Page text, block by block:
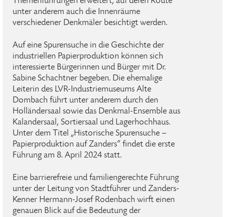
unter anderem auch die Innenräume
verschiedener Denkmäler besichtigt werden.
Auf eine Spurensuche in die Geschichte der
industriellen Papierproduktion können sich
interessierte Bürgerinnen und Bürger mit Dr.
Sabine Schachtner begeben. Die ehemalige
Leiterin des LVR-Industriemuseums Alte
Dombach führt unter anderem durch den
Holländersaal sowie das Denkmal-Ensemble aus
Kalandersaal, Sortiersaal und Lagerhochhaus.
Unter dem Titel „Historische Spurensuche –
Papierproduktion auf Zanders“ findet die erste
Führung am 8. April 2024 statt.
Eine barrierefreie und familiengerechte Führung
unter der Leitung von Stadtführer und Zanders-
Kenner Hermann-Josef Rodenbach wirft einen
genauen Blick auf die Bedeutung der